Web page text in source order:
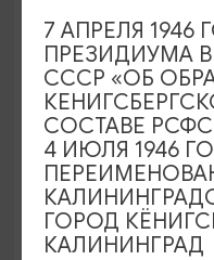
Семейный клуб
Морском
19.07.2026 -
Светлогорск,
Светлогорск
7 АПРЕЛЯ
ПРЕЗИДИУМА
СССР «ОБ
СОСТАВЕ
4 ИЮЛЯ 1946
ГОРОД
КАЛИНИНГРАД